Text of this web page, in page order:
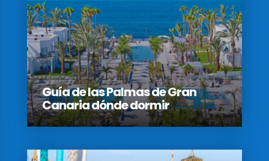
Guía de las Palmas de Gran
Canaria dónde dormir